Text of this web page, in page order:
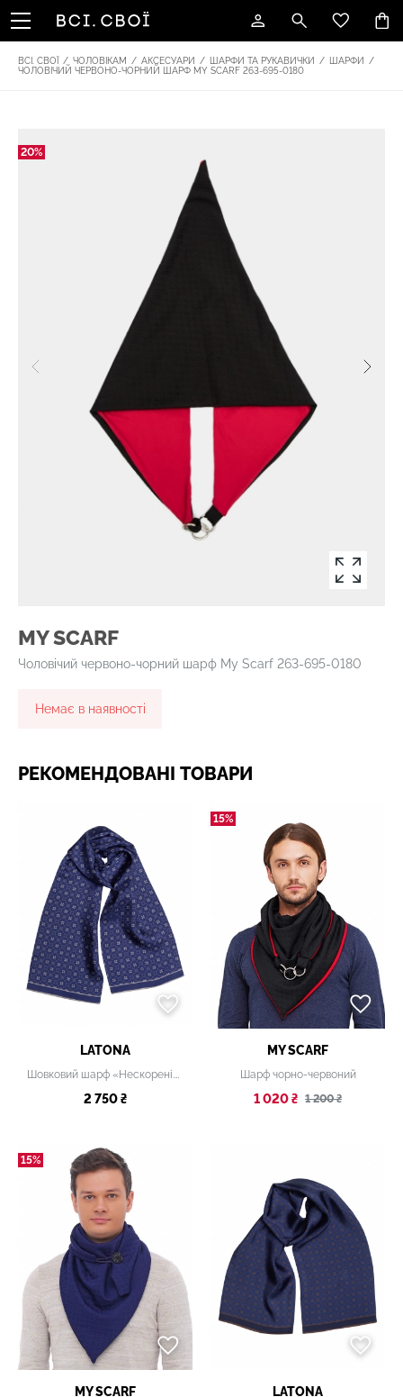
ВСІ. СВОЇ / ЧОЛОВІКАМ / АКСЕСУАРИ / ШАРФИ ТА РУКАВИЧКИ / ШАРФИ
/
ЧОЛОВІЧИЙ ЧЕРВОНО-ЧОРНИЙ ШАРФ MY SCARF 263-695-0180
20%
MY SCARF
Чоловічий червоно-чорний шарф My Scarf 263-695-0180
Немає в наявності
РЕКОМЕНДОВАНІ ТОВАРИ
LATONA
Шовковий шарф «Нескорені.Час героїв», 20х140 см
2 750 ₴
15%
MY SCARF
Шарф чорно-червоний
1 020 ₴ 1 200 ₴
15%
MY SCARF LATONA